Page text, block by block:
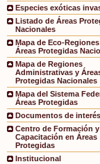
Especies exóticas
Listado de Áreas
Nacionales
Mapa de Eco-
Áreas Protegidas
Mapa de Regiones
Administrativas y
Protegidas Nacionales
Mapa del Sistema
Áreas Protegidas
Documentos de interés
Centro de Formación y
Capacitación en Áreas
Protegidas
Institucional